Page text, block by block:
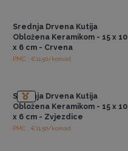
Srednja Drvena Kutija
Obložena Keramikom - 15 x 10
x 6 cm - Crvena
PMC : €11.50/komad
Srednja Drvena Kutija
Obložena Keramikom - 15 x 10
x 6 cm - Zvjezdice
PMC : €11.50/komad